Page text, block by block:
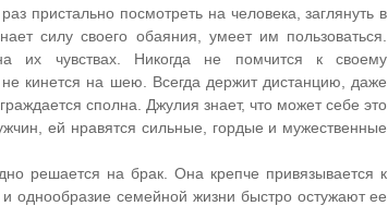
пристально посмотреть на человека, заглянуть в
силу своего обаяния, умеет им пользоваться.
их чувствах. Никогда не помчится к своему
кинется на шею. Всегда держит дистанцию, даже
сполна. Джулия знает, что может себе это
ей нравятся сильные, гордые и мужественные
решается на брак. Она крепче привязывается к
однообразие семейной жизни быстро остужают ее